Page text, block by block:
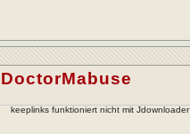
DoctorMabuse
keeplinks funktioniert nicht mit Jdownloader